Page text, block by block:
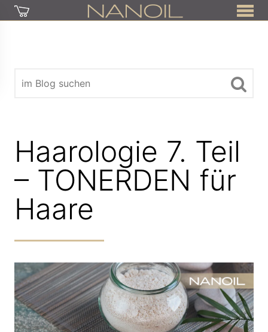
Haarologie 7. Teil
– TONERDEN für
Haare